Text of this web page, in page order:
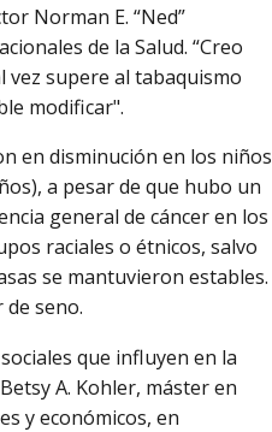
Norman E. “Ned”
de la Salud. “Creo
vez supere al tabaquismo
modificar".
en disminución en los niños
a pesar de que hubo un
general de cáncer en los
raciales o étnicos, salvo
se mantuvieron estables.
de seno.
que influyen en la
A. Kohler, máster en
y económicos, en